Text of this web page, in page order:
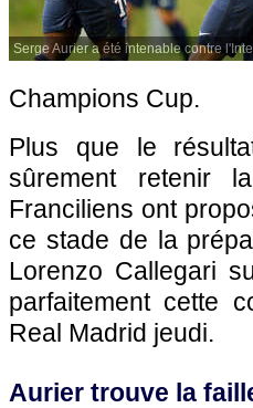
Serge Aurier a été intenable contre
Champions Cup.
Plus que le
sûrement retenir
Franciliens ont
ce stade de la
Lorenzo Callegari
parfaitement cette
Real Madrid jeudi.
Aurier trouve la